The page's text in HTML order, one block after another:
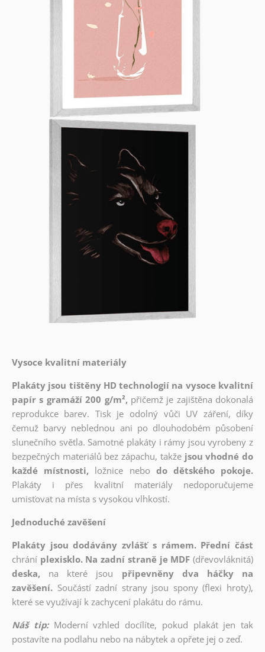
Vysoce kvalitní materiály
Plakáty jsou tištěny HD technologií na vysoce kvalitní
papír s gramáží 200 g/m², přičemž je zajištěna dokonalá
reprodukce barev. Tisk je odolný vůči UV záření, díky
čemuž barvy neblednou ani po dlouhodobém působení
slunečního světla. Samotné plakáty i rámy jsou vyrobeny z
bezpečných materiálů bez zápachu, takže jsou vhodné do
každé místnosti, ložnice nebo do dětského pokoje.
Plakáty i přes kvalitní materiály nedoporučujeme
umisťovat na místa s vysokou vlhkostí.
Jednoduché zavěšení
Plakáty jsou dodávány zvlášť s rámem. Přední část
chrání plexisklo. Na zadní straně je MDF (dřevovláknitá)
deska,
na které jsou
připevněny dva háčky na
zavěšení. Součástí zadní strany jsou spony (flexi hroty),
které se využívají k zachycení plakátu do rámu.
Náš tip: Moderní vzhled docílíte, pokud plakát jen tak
postavíte na podlahu nebo na nábytek a opřete jej o zeď.